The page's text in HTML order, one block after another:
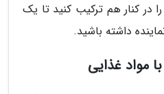
در کنار هم ترکیب کنید تا یک
داشته باشید.
مواد غذایی